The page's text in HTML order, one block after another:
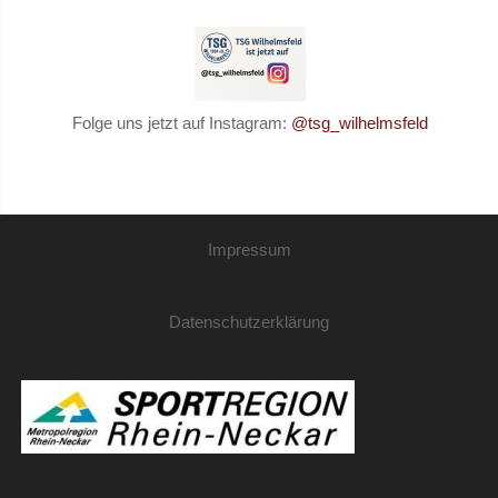
Folge uns jetzt auf Instagram: @tsg_wilhelmsfeld
Impressum
Datenschutzerklärung